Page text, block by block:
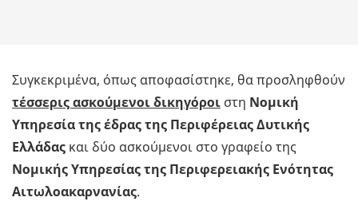
Συγκεκριμένα, όπως αποφασίστηκε, θα προσληφθούν
τέσσερις ασκούμενοι δικηγόροι στη Νομική
Υπηρεσία της έδρας της Περιφέρειας Δυτικής
Ελλάδας και δύο ασκούμενοι στο γραφείο της
Νομικής Υπηρεσίας της Περιφερειακής Ενότητας
Αιτωλοακαρνανίας.